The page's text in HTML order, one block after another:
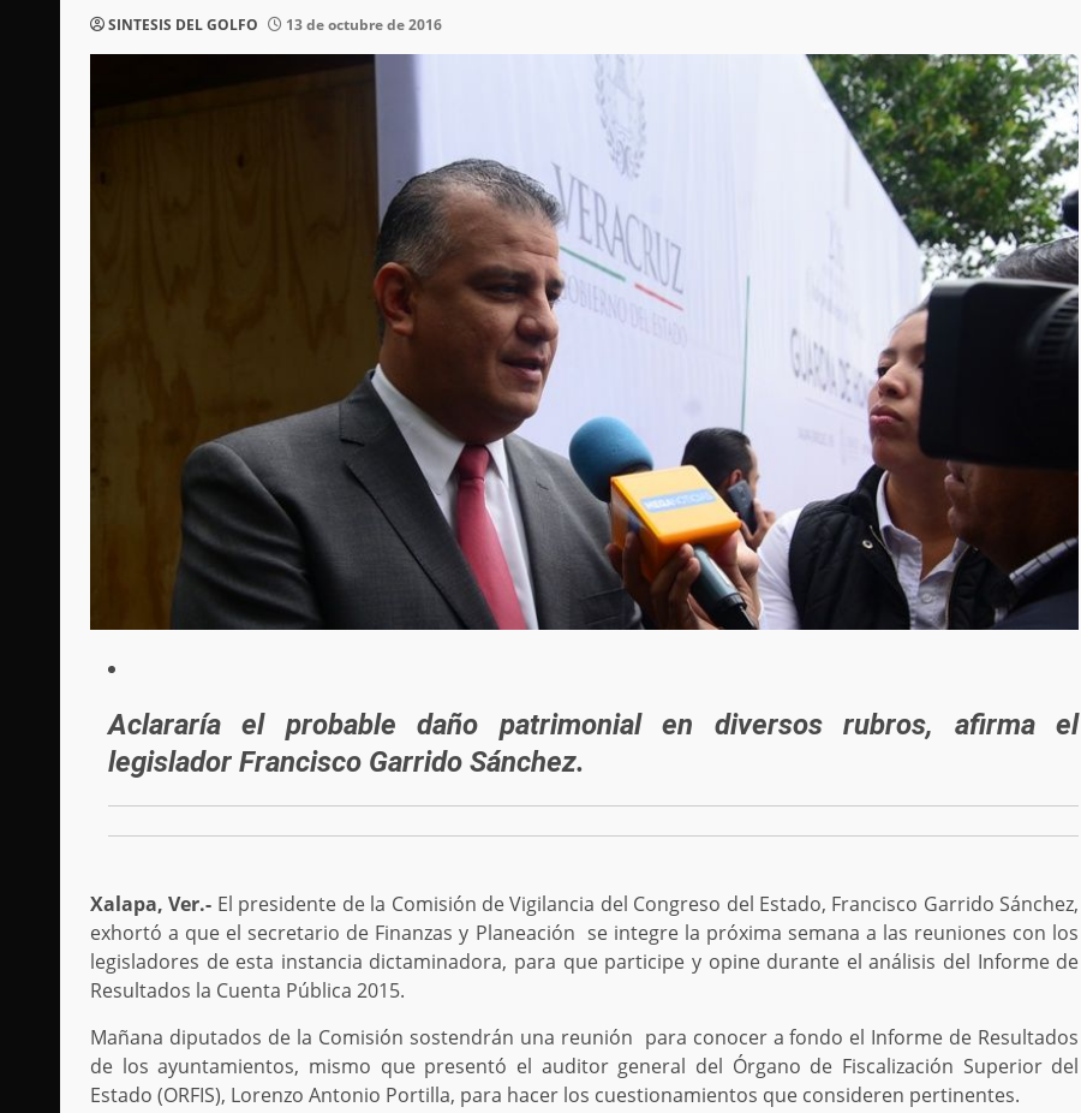
SINTESIS DEL GOLFO 13 de octubre de 2016
Aclararía el probable daño patrimonial en diversos rubros, afirma el
legislador Francisco Garrido Sánchez.
Xalapa, Ver.- El presidente de la Comisión de Vigilancia del Congreso del Estado, Francisco Garrido Sánchez,
exhortó a que el secretario de Finanzas y Planeación se integre la próxima semana a las reuniones con los
legisladores de esta instancia dictaminadora, para que participe y opine durante el análisis del Informe de
Resultados la Cuenta Pública 2015.
Mañana diputados de la Comisión sostendrán una reunión para conocer a fondo el Informe de Resultados
de los ayuntamientos, mismo que presentó el auditor general del Órgano de Fiscalización Superior del
Estado (ORFIS), Lorenzo Antonio Portilla, para hacer los cuestionamientos que consideren pertinentes.